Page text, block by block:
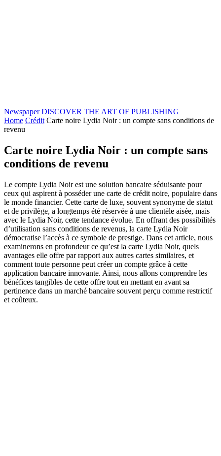
Newspaper DISCOVER THE ART OF PUBLISHING
Home Crédit Carte noire Lydia Noir : un compte sans conditions de
revenu
Carte noire Lydia Noir : un compte sans
conditions de revenu
Le compte Lydia Noir est une solution bancaire séduisante pour
ceux qui aspirent à posséder une carte de crédit noire, populaire dans
le monde financier. Cette carte de luxe, souvent synonyme de statut
et de privilège, a longtemps été réservée à une clientèle aisée, mais
avec le Lydia Noir, cette tendance évolue. En offrant des possibilités
d’utilisation sans conditions de revenus, la carte Lydia Noir
démocratise l’accès à ce symbole de prestige. Dans cet article, nous
examinerons en profondeur ce qu’est la carte Lydia Noir, quels
avantages elle offre par rapport aux autres cartes similaires, et
comment toute personne peut créer un compte grâce à cette
application bancaire innovante. Ainsi, nous allons comprendre les
bénéfices tangibles de cette offre tout en mettant en avant sa
pertinence dans un marché bancaire souvent perçu comme restrictif
et coûteux.